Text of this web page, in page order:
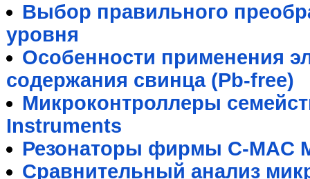
Выбор правильного
уровня
Особенности применения
содержания свинца (Pb-free)
Микроконтроллеры
Instruments
Резонаторы фирмы C-MAC
Сравнительный анализ